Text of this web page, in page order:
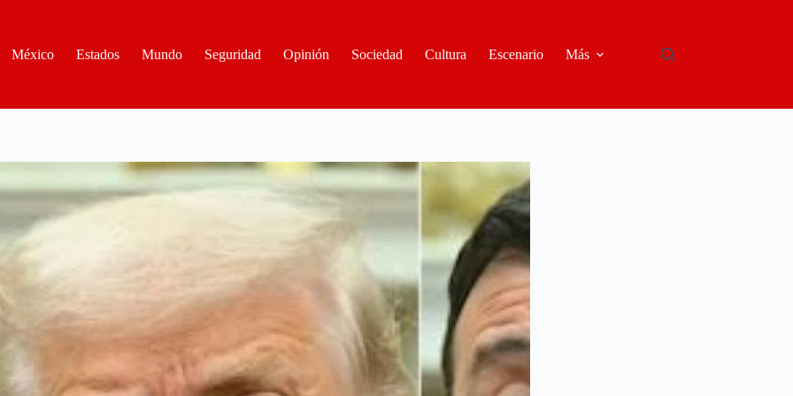
México
Estados Mundo Seguridad Opinión Sociedad Cultura Escenario Más